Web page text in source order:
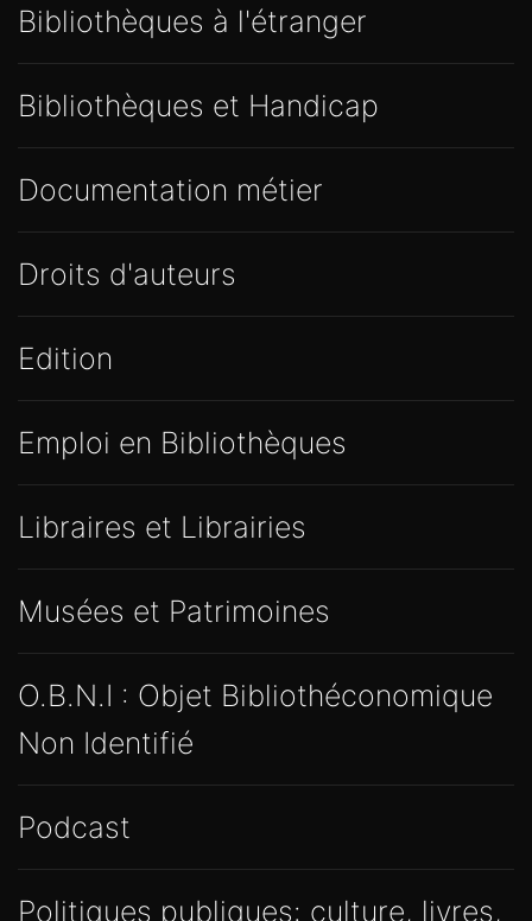
Bibliothèques à l'étranger
Bibliothèques et Handicap
Documentation métier
Droits d'auteurs
Edition
Emploi en Bibliothèques
Libraires et Librairies
Musées et Patrimoines
O.B.N.I : Objet Bibliothéconomique
Non Identifié
Podcast
Politiques publiques: culture, livres,